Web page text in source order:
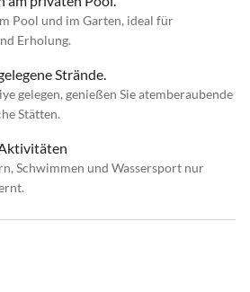
Pool und im Garten, ideal für
Erholung.
Strände.
gelegen, genießen Sie atemberaubende
Stätten.
Schwimmen und Wassersport nur